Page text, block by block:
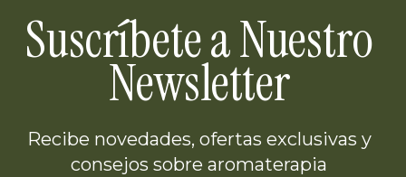
Suscríbete a Nuestro
Newsletter
Recibe novedades, ofertas exclusivas y
consejos sobre aromaterapia